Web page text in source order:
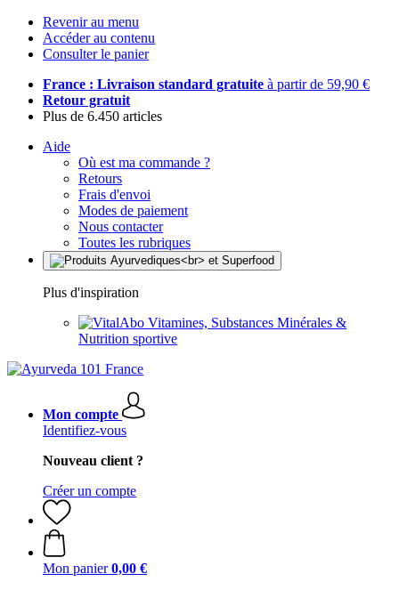
Revenir au menu
Accéder au contenu
Consulter le panier
France : Livraison standard gratuite à partir de 59,90 €
Retour gratuit
Plus de 6.450 articles
Aide
Où est ma commande ?
Retours
Frais d'envoi
Modes de paiement
Nous contacter
Toutes les rubriques
Plus d'inspiration
Vitamines, Substances Minérales &
Nutrition sportive
Mon compte
Identifiez-vous
Nouveau client ?
Créer un compte
Mon panier 0,00 €